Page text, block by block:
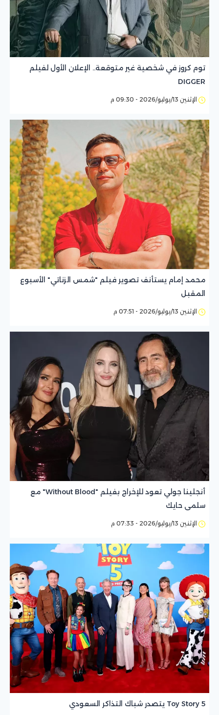
توم كروز في شخصية غير متوقعة.. الإعلان الأول لفيلم
DIGGER
الإثنين 13/يوليو/2026 - 09:30 م
محمد إمام يستأنف تصوير فيلم "شمس الزناتي" الأسبوع
المقبل
الإثنين 13/يوليو/2026 - 07:51 م
أنجلينا جولي تعود للإخراج بفيلم "Without Blood" مع
سلمى حايك
الإثنين 13/يوليو/2026 - 07:33 م
Toy Story 5 يتصدر شباك التذاكر السعودي